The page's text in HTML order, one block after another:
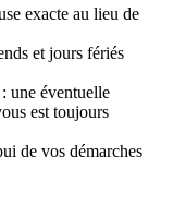
exacte au lieu de
et jours fériés
: une éventuelle
est toujours
de vos démarches